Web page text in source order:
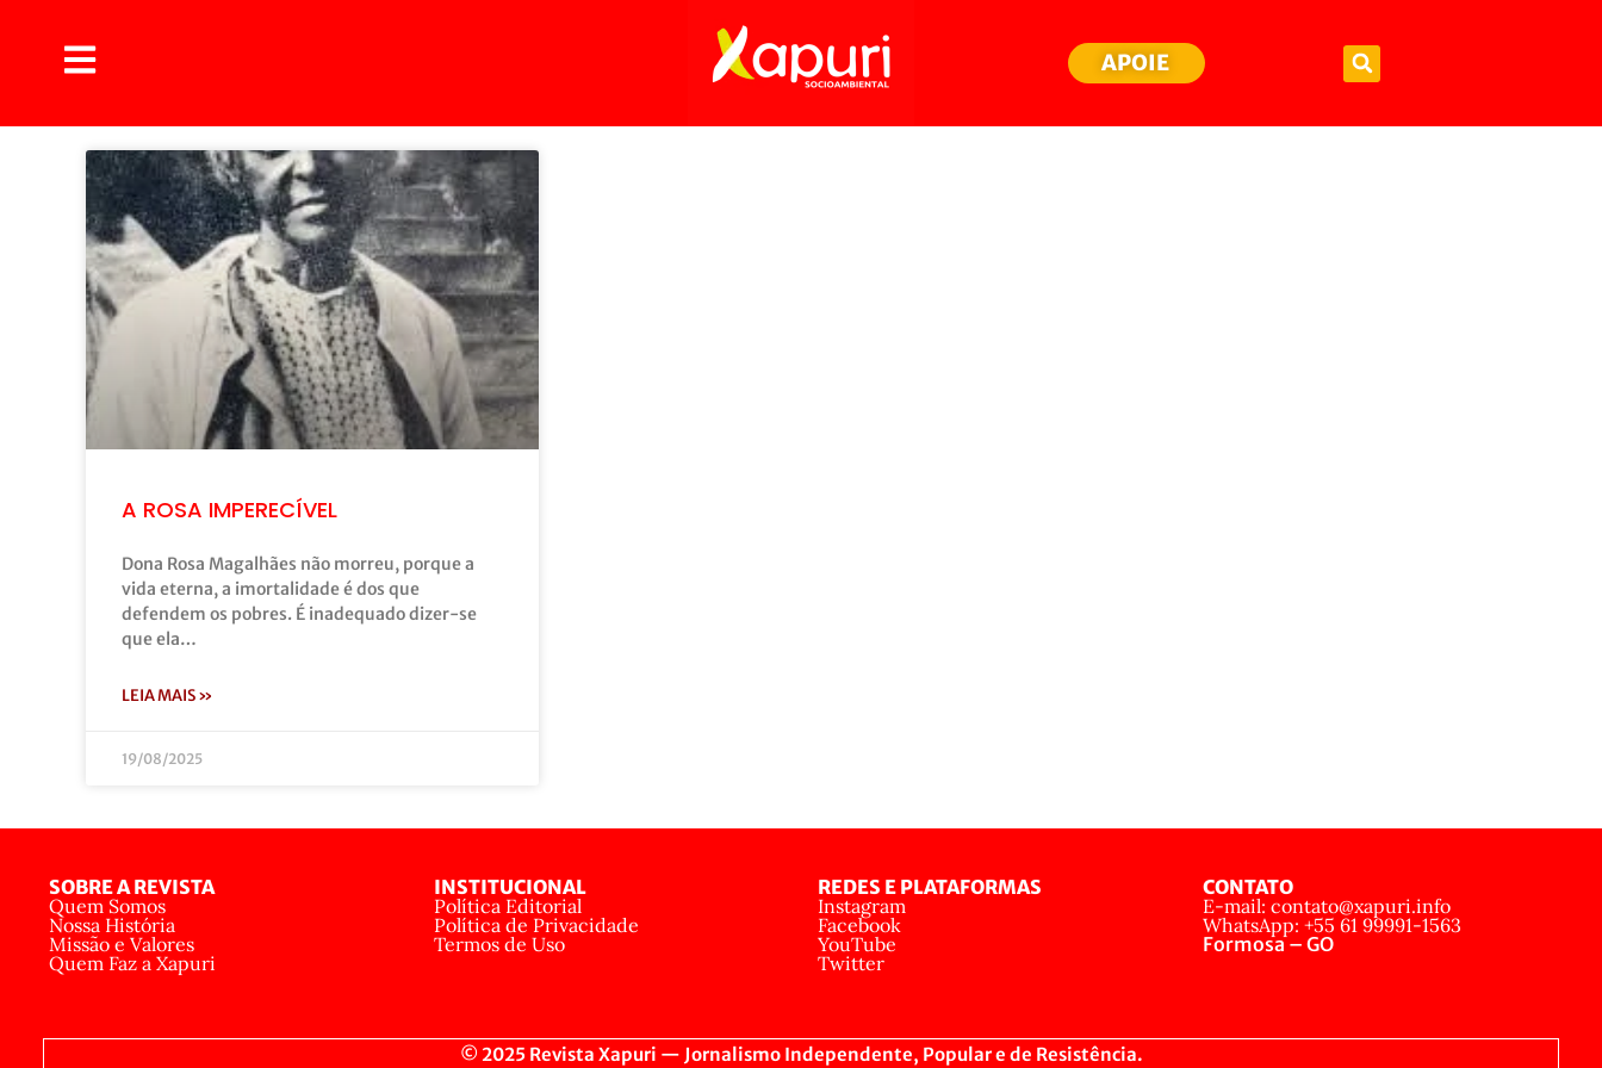
APOIE
A ROSA IMPERECÍVEL
Dona Rosa Magalhães não morreu, porque a
vida eterna, a imortalidade é dos que
defendem os pobres. É inadequado dizer-se
que ela…
LEIA MAIS »
19/08/2025
SOBRE A REVISTA
Quem Somos
Nossa História
Missão e Valores
Quem Faz a Xapuri
INSTITUCIONAL
Política Editorial
Política de Privacidade
Termos de Uso
REDES E PLATAFORMAS
Instagram
Facebook
YouTube
Twitter
CONTATO
E-mail: contato@xapuri.info
WhatsApp: +55 61 99991-1563
Formosa – GO
© 2025 Revista Xapuri — Jornalismo Independente, Popular e de Resistência.